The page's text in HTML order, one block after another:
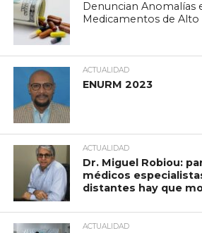
Denuncian Anomalías
Medicamentos de Alto
ACTUALIDAD
ENURM 2023
ACTUALIDAD
Dr. Miguel Robiou:
médicos
distantes hay que
ACTUALIDAD